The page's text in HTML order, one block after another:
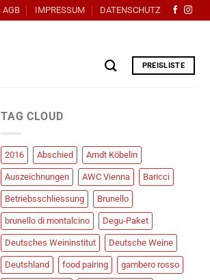
AGB IMPRESSUM DATENSCHUTZ
PREISLISTE
TAG CLOUD
2016 Abschied Arndt Köbelin
Auszeichnungen AWC Vienna Baricci
Betriebsschliessung Brunello
brunello di montalcino Degu-Paket
Deutsches Weininstitut Deutsche Weine
Deutshland food pairing gambero rosso